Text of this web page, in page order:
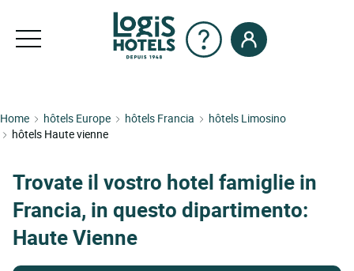
Home hôtels Europe hôtels Francia
hôtels Limosino
hôtels Haute vienne
Trovate il vostro hotel famiglie in
Francia, in questo dipartimento:
Haute Vienne